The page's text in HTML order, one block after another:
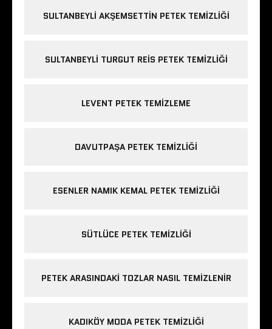
SULTANBEYLI AKŞEMSETTIN PETEK TEMIZLIĞI
SULTANBEYLI TURGUT REIS PETEK TEMIZLIĞI
LEVENT PETEK TEMIZLEME
DAVUTPAŞA PETEK TEMIZLIĞI
ESENLER NAMIK KEMAL PETEK TEMIZLIĞI
SÜTLÜCE PETEK TEMIZLIĞI
PETEK ARASINDAKI TOZLAR NASIL TEMIZLENIR
KADIKÖY MODA PETEK TEMIZLIĞI